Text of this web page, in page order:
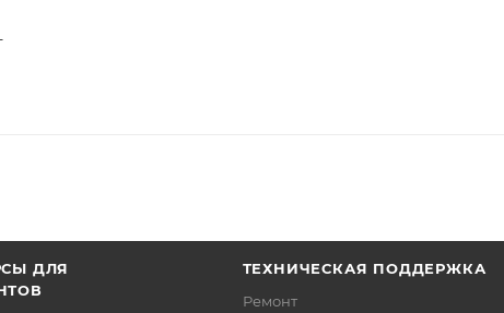
ДЛЯ
ТЕХНИЧЕСКАЯ ПОДДЕРЖКА
Ремонт